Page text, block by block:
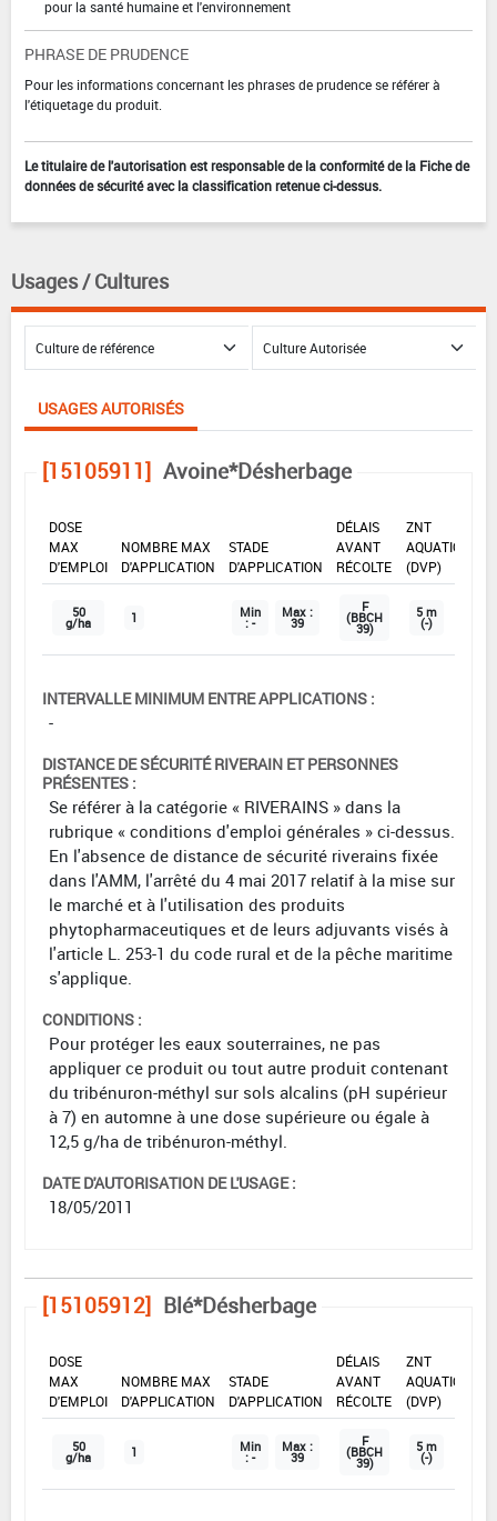
pour la santé humaine et l'environnement
PHRASE DE PRUDENCE
Pour les informations concernant les phrases de prudence se référer à
l'étiquetage du produit.
Le titulaire de l'autorisation est responsable de la conformité de la Fiche de
données de sécurité avec la classification retenue ci-dessus.
Usages / Cultures
USAGES AUTORISÉS
[15105911] Avoine*Désherbage
DOSE
MAX
D'EMPLOI
NOMBRE MAX
D'APPLICATION
STADE
D'APPLICATION
DÉLAIS
AVANT
RÉCOLTE
ZNT
AQUATIQUE
(DVP)
50
g/ha 1 Min
: -
Max :
39
F
(BBCH
39)
5 m
(-)
INTERVALLE MINIMUM ENTRE APPLICATIONS :
-
DISTANCE DE SÉCURITÉ RIVERAIN ET PERSONNES
PRÉSENTES :
Se référer à la catégorie « RIVERAINS » dans la
rubrique « conditions d'emploi générales » ci-dessus.
En l'absence de distance de sécurité riverains fixée
dans l'AMM, l'arrêté du 4 mai 2017 relatif à la mise sur
le marché et à l'utilisation des produits
phytopharmaceutiques et de leurs adjuvants visés à
l'article L. 253-1 du code rural et de la pêche maritime
s'applique.
CONDITIONS :
Pour protéger les eaux souterraines, ne pas
appliquer ce produit ou tout autre produit contenant
du tribénuron-méthyl sur sols alcalins (pH supérieur
à 7) en automne à une dose supérieure ou égale à
12,5 g/ha de tribénuron-méthyl.
DATE D'AUTORISATION DE L'USAGE :
18/05/2011
[15105912] Blé*Désherbage
DOSE
MAX
D'EMPLOI
NOMBRE MAX
D'APPLICATION
STADE
D'APPLICATION
DÉLAIS
AVANT
RÉCOLTE
ZNT
AQUATIQUE
(DVP)
50
g/ha 1 Min
: -
Max :
39
F
(BBCH
39)
5 m
(-)